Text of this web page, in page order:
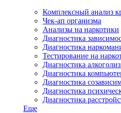
Комплексный анализ
Чек-ап организма
Анализы на наркотики
Диагностика
Диагностика
Тестирование на
Диагностика
Диагностика
Диагностика
Диагностика
Диагностика
Еще